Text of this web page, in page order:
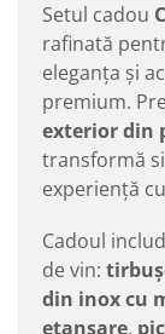
Setul cadou
rafinată
eleganța și
premium.
exterior din
transformă
experiență
Cadoul
de vin:
din inox cu
etanșare,